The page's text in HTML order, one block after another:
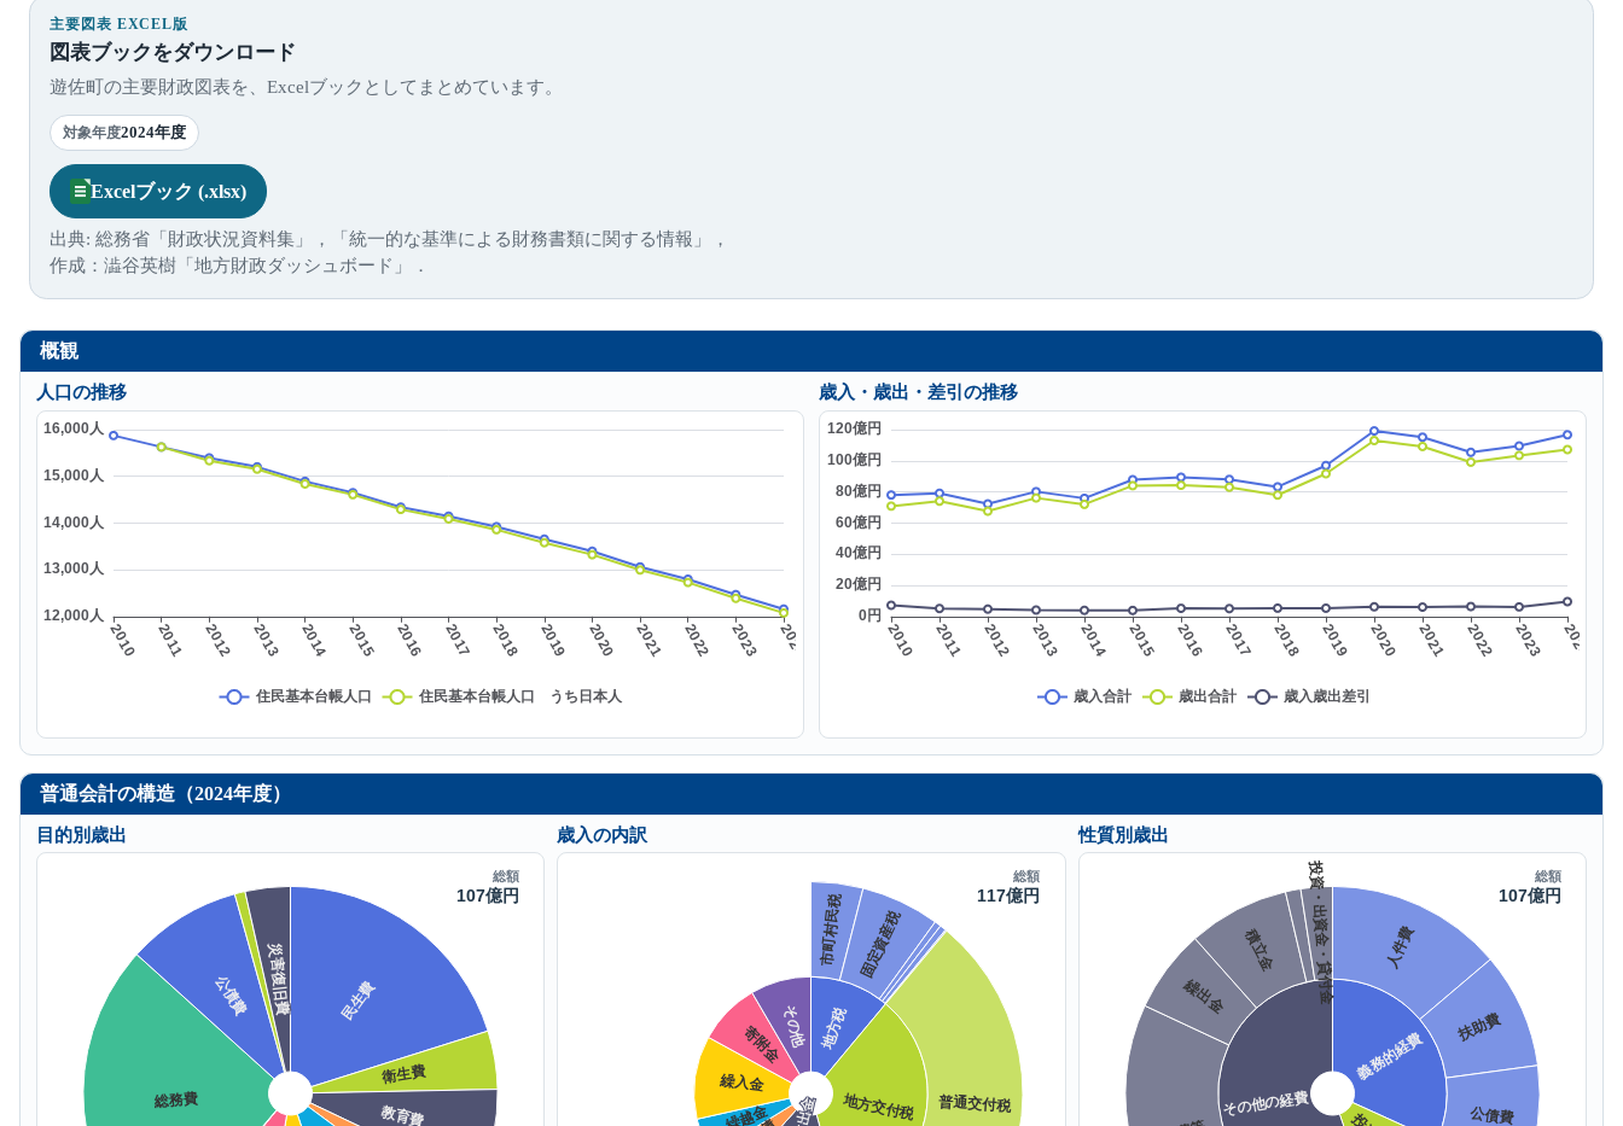
主要図表 EXCEL版
図表ブックをダウンロード
遊佐町の主要財政図表を、Excelブックとしてまとめています。
対象年度2024年度
Excelブック (.xlsx)
出典: 総務省「財政状況資料集」，「統一的な基準による財務書類に関する情報」，
作成：澁谷英樹「地方財政ダッシュボード」．
概観
人口の推移
歳入・歳出・差引の推移
普通会計の構造（2024年度）
目的別歳出
歳入の内訳 性質別歳出